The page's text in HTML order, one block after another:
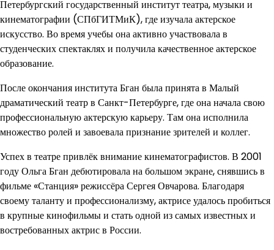
Петербургский государственный институт театра, музыки и
кинематографии (СПбГИТМиК), где изучала актерское
искусство. Во время учебы она активно участвовала в
студенческих спектаклях и получила качественное актерское
образование.
После окончания института Бган была принята в Малый
драматический театр в Санкт-Петербурге, где она начала свою
профессиональную актерскую карьеру. Там она исполнила
множество ролей и завоевала признание зрителей и коллег.
Успех в театре привлёк внимание кинематографистов. В 2001
году Ольга Бган дебютировала на большом экране, снявшись в
фильме «Станция» режиссёра Сергея Овчарова. Благодаря
своему таланту и профессионализму, актрисе удалось пробиться
в крупные кинофильмы и стать одной из самых известных и
востребованных актрис в России.